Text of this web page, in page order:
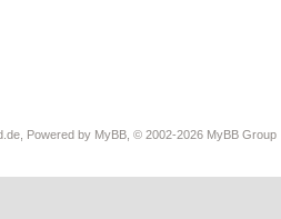
, Powered by MyBB , © 2002-2026 MyBB Group